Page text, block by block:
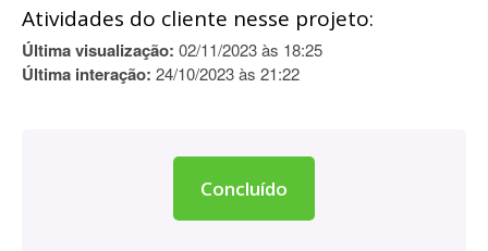
Atividades do cliente nesse projeto:
Última visualização: 02/11/2023 às 18:25
Última interação: 24/10/2023 às 21:22
Concluído